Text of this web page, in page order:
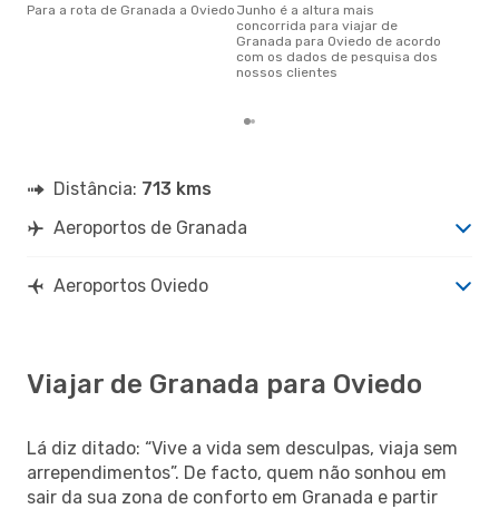
Para a rota de Granada a Oviedo junho é a altura mais
concorrida para viajar de
Granada para Oviedo de acordo
com os dados de pesquisa dos
nossos clientes
Distância: 713 kms
Aeroportos de Granada
Aeroportos Oviedo
Viajar de Granada para Oviedo
Lá diz ditado: “Vive a vida sem desculpas, viaja sem
arrependimentos”. De facto, quem não sonhou em
sair da sua zona de conforto em Granada e partir